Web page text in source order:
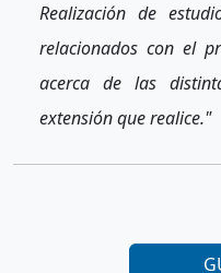
Realización de
relacionados con el
acerca de las
extensión que realice."